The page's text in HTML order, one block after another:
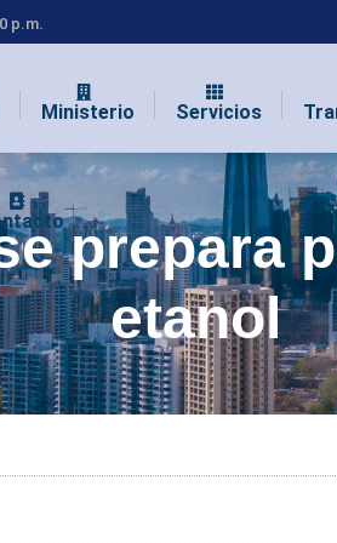
p.m.
Ministerio Servicios
prepara
etanol